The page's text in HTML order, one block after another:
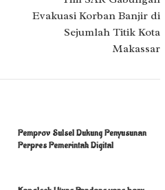
Evakuasi Korban Banjir di
Sejumlah Titik Kota
Makassar
Pemprov Sulsel Dukung Penyusunan
Perpres Pemerintah Digital